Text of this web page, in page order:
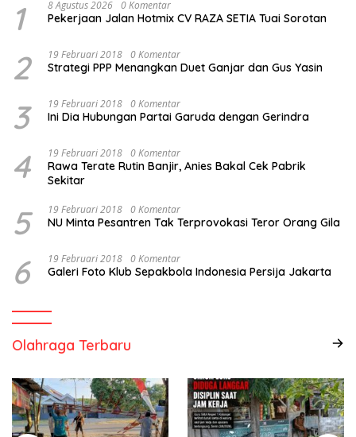
1 8 Agustus 2026 0 Komentar
Pekerjaan Jalan Hotmix CV RAZA SETIA Tuai Sorotan
2 19 Februari 2018 0 Komentar
Strategi PPP Menangkan Duet Ganjar dan Gus Yasin
3 19 Februari 2018 0 Komentar
Ini Dia Hubungan Partai Garuda dengan Gerindra
4 19 Februari 2018 0 Komentar
Rawa Terate Rutin Banjir, Anies Bakal Cek Pabrik
Sekitar
5 19 Februari 2018 0 Komentar
NU Minta Pesantren Tak Terprovokasi Teror Orang Gila
6 19 Februari 2018 0 Komentar
Galeri Foto Klub Sepakbola Indonesia Persija Jakarta
Olahraga Terbaru